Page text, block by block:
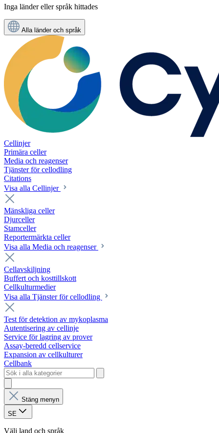
Inga länder eller språk hittades
Alla länder och språk
Cellinjer
Primära celler
Media och reagenser
Tjänster för cellodling
Citations
Visa alla Cellinjer
Mänskliga celler
Djurceller
Stamceller
Reportermärkta celler
Visa alla Media och reagenser
Cellavskiljning
Buffert och kosttillskott
Cellkulturmedier
Visa alla Tjänster för cellodling
Test för detektion av mykoplasma
Autentisering av cellinje
Service för lagring av prover
Assay-beredd cellservice
Expansion av cellkulturer
Cellbank
Stäng menyn
SE
Välj land och språk